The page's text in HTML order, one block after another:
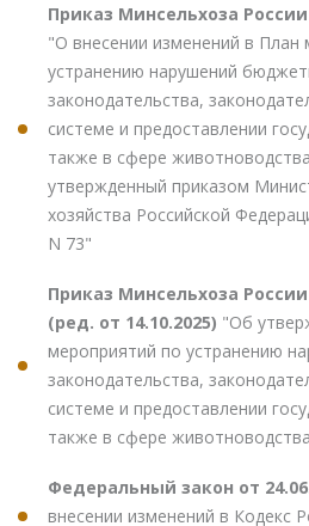
Приказ Минсельхоза России
"О внесении изменений в План
устранению нарушений
законодательства,
системе и предоставлении
также в сфере
утвержденный приказом
хозяйства Российской
N 73"
Приказ Минсельхоза России
(ред. от 14.10.2025) "Об
мероприятий по устранению
законодательства,
системе и предоставлении
также в сфере
Федеральный закон от
внесении изменений в Кодекс